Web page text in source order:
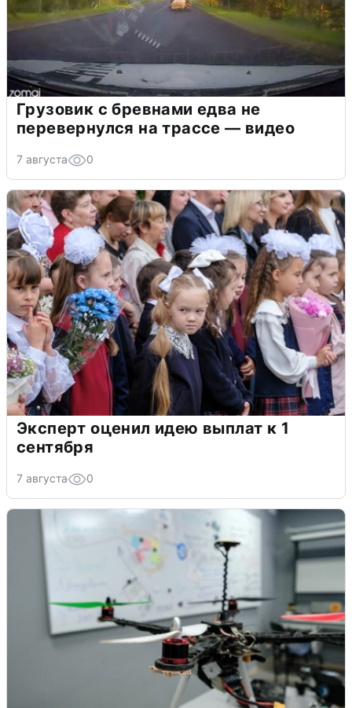
Грузовик с бревнами едва не
перевернулся на трассе — видео
7 августа 0
Эксперт оценил идею выплат к 1
сентября
7 августа 0